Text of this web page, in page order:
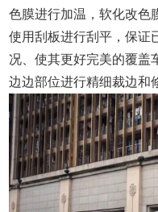
色膜进行加温，软化改色
使用刮板进行刮平，保证
况、使其更好完美的覆盖
边边部位进行精细裁边和